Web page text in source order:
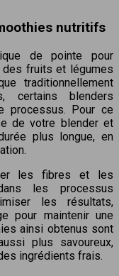
nutritifs
de pointe pour
des fruits et légumes
traditionnellement
certains blenders
processus. Pour ce
de votre blender et
plus longue, en
les fibres et les
les processus
les résultats,
pour maintenir une
ainsi obtenus sont
plus savoureux,
ingrédients frais.